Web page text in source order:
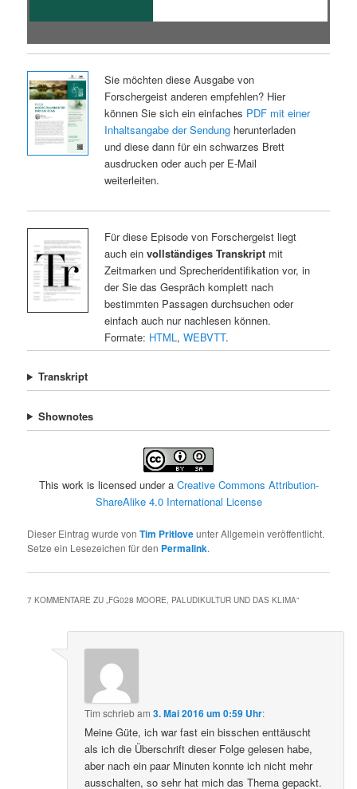
Sie möchten diese Ausgabe von
Forschergeist anderen empfehlen? Hier
können Sie sich ein einfaches PDF mit einer
Inhaltsangabe der Sendungherunterladen
und diese dann für ein schwarzes Brett
ausdrucken oder auch per E-Mail
weiterleiten.
Für diese Episode von Forschergeist liegt
auch ein vollständiges Transkriptmit
Zeitmarken und Sprecheridentifikation vor, in
der Sie das Gespräch komplett nach
bestimmten Passagen durchsuchen oder
einfach auch nur nachlesen können.
Formate: HTML , WEBVTT.
Transkript
Shownotes
This work is licensed under a Creative Commons Attribution-
ShareAlike 4.0 International License
Dieser Eintrag wurde vonTim Pritloveunter Allgemein veröffentlicht.
Setze ein Lesezeichen für den Permalink.
7 KOMMENTARE ZU „FG028 MOORE, PALUDIKULTUR UND DAS KLIMA“
Tim schriebam3. Mai 2016 um 0:59 Uhr:
Meine Güte, ich war fast ein bisschen enttäuscht
als ich die Überschrift dieser Folge gelesen habe,
aber nach ein paar Minuten konnte ich nicht mehr
ausschalten, so sehr hat mich das Thema gepackt.